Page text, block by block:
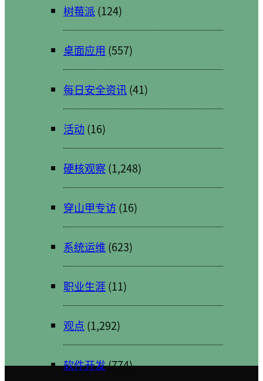
树莓派 (124)
桌面应用 (557)
每日安全资讯(41)
活动 (16)
硬核观察 (1,248)
穿山甲专访(16)
系统运维(623)
职业生涯(11)
观点 (1,292)
软件开发(774)